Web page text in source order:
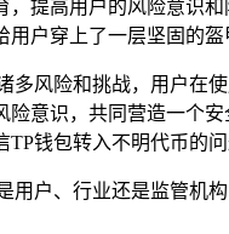
提高用户的风险意识
户穿上了一层坚固的盔
多风险和挑战，用户在
意识，共同营造一个
钱包转入不明代币的
用户、行业还是监管机